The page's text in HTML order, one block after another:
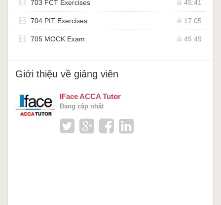
703 FCT Exercises 45:41
704 PIT Exercises 17:05
705 MOCK Exam 45:49
Giới thiệu về giảng viên
IFace ACCA Tutor
Đang cập nhật